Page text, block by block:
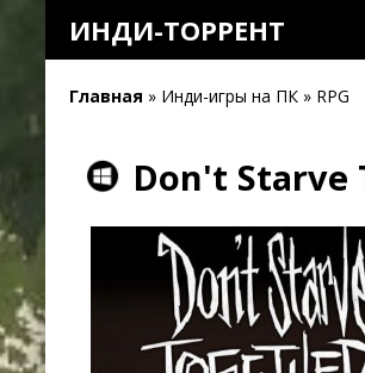
ИНДИ-ТОРРЕНТ
Главная » Инди-игры на ПК » RPG
Don't Starve